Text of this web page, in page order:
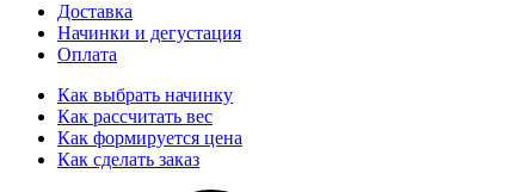
Доставка
Начинки и дегустация
Оплата
Как выбрать начинку
Как рассчитать вес
Как формируется цена
Как сделать заказ